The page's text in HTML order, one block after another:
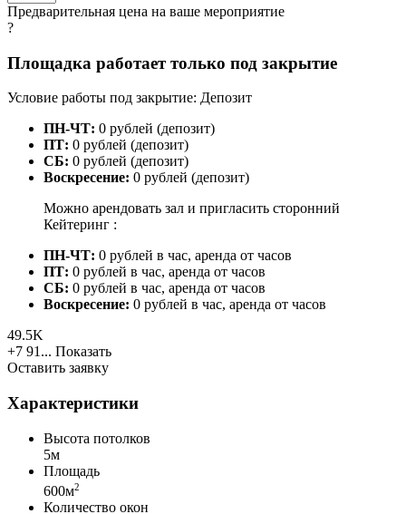
Предварительная цена на ваше мероприятие
?
Площадка работает только под закрытие
Условие работы под закрытие: Депозит
ПН-ЧТ: 0 рублей (депозит)
ПТ: 0 рублей (депозит)
СБ: 0 рублей (депозит)
Воскресение: 0 рублей (депозит)
Можно арендовать зал и пригласить сторонний
Кейтеринг :
ПН-ЧТ: 0 рублей в час, аренда от часов
ПТ: 0 рублей в час, аренда от часов
СБ: 0 рублей в час, аренда от часов
Воскресение: 0 рублей в час, аренда от часов
49.5K
+7 91... Показать
Оставить заявку
Характеристики
Высота потолков
5м
Площадь
600м2
Количество окон